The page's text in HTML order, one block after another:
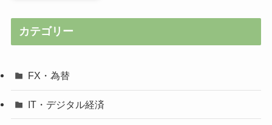
カテゴリー
FX・為替
IT・デジタル経済